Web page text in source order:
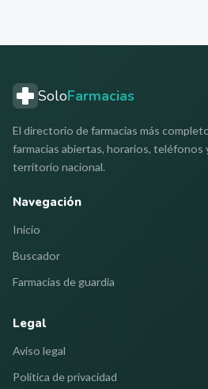
SoloFarmacias
El directorio de farmacias más
farmacias abiertas, horarios, teléfonos
territorio nacional.
Navegación
Inicio
Buscador
Farmacias de guardia
Legal
Aviso legal
Política de privacidad